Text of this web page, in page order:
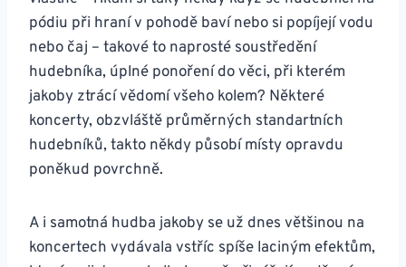
pódiu při hraní v pohodě baví nebo si popíjejí vodu
nebo čaj – takové to naprosté soustředění
hudebníka, úplné ponoření do věci, při kterém
jakoby ztrácí vědomí všeho kolem? Některé
koncerty, obzvláště průměrných standartních
hudebníků, takto někdy působí místy opravdu
poněkud povrchně.
A i samotná hudba jakoby se už dnes většinou na
koncertech vydávala vstříc spíše laciným efektům,